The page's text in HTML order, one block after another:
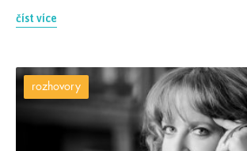
číst více
rozhovory